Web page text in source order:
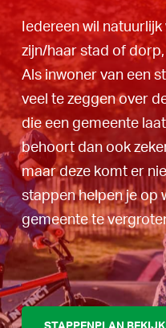
Iedereen wil
zijn/haar stad of
Als inwoner van een
veel te zeggen over
die een gemeente
behoort dan ook
maar deze komt er
stappen helpen je op
gemeente te